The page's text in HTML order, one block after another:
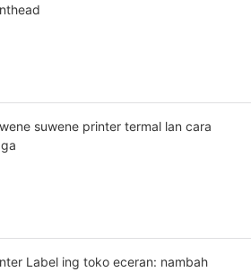
suwene printer termal lan cara
Label ing toko eceran: nambah